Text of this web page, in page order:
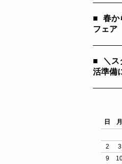
■
春か
フェア
■
＼ス
活準備
日
月
2
3
9